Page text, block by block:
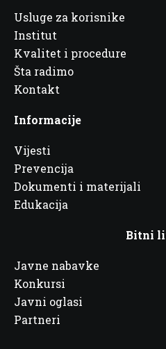
Usluge za korisnike
Institut
Kvalitet i procedure
Šta radimo
Kontakt
Informacije
Vijesti
Prevencija
Dokumenti i materijali
Edukacija
Bitni
Javne nabavke
Konkursi
Javni oglasi
Partneri